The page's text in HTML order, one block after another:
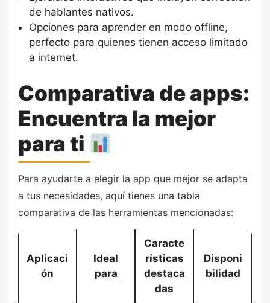
de hablantes nativos.
Opciones para aprender en modo offline,
perfecto para quienes tienen acceso limitado
a internet.
Comparativa de apps:
Encuentra la mejor
para ti
Para ayudarte a elegir la app que mejor se adapta
a tus necesidades, aquí tienes una tabla
comparativa de las herramientas mencionadas:
Aplicaci
ón
Ideal
para
Caracte
rísticas
destaca
das
Disponi
bilidad